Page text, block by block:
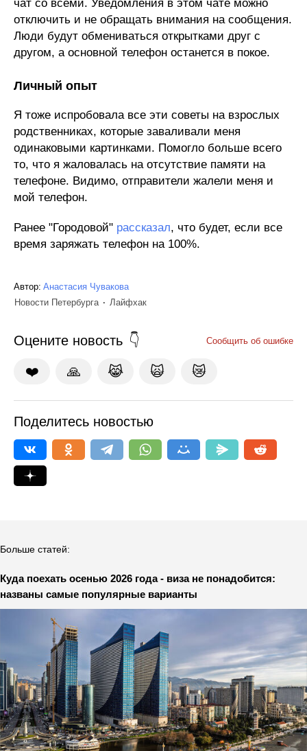
чат со всеми. Уведомления в этом чате можно
отключить и не обращать внимания на сообщения.
Люди будут обмениваться открытками друг с
другом, а основной телефон останется в покое.
Личный опыт
Я тоже испробовала все эти советы на взрослых
родственниках, которые заваливали меня
одинаковыми картинками. Помогло больше всего
то, что я жаловалась на отсутствие памяти на
телефоне. Видимо, отправители жалели меня и
мой телефон.
Ранее "Городовой" рассказал, что будет, если все
время заряжать телефон на 100%.
Автор: Анастасия Чувакова
Новости Петербурга
Лайфхак
Оцените новость Сообщить об ошибке
❤️ 🙏 😹 🙀 😿
Поделитесь новостью
Больше статей:
Куда поехать осенью 2026 года - виза не понадобится:
названы самые популярные варианты